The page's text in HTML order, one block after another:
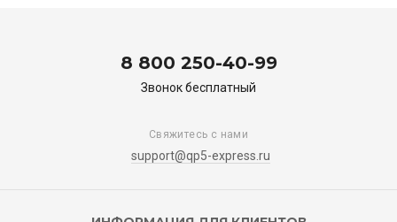
8 800 250-40-99
Звонок бесплатный
Свяжитесь с нами
support@qp5-express.ru